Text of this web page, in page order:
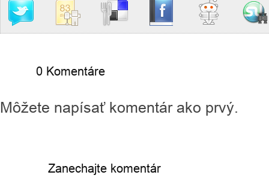
0 Komentáre
Môžete napísať komentár ako prvý.
Zanechajte komentár